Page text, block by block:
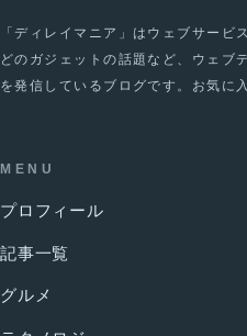
「ディレイマニア」はウェブサー
どのガジェットの話題など、ウェブ
を発信しているブログです。お気に
MENU
プロフィール
記事一覧
グルメ